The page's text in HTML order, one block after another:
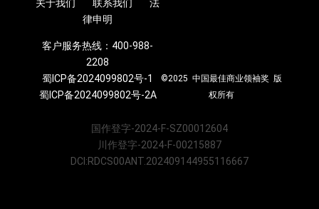
关于我们 联系我们 法
律申明
客户服务热线：400-988-
2208
蜀ICP备2024099802号-1
蜀ICP备2024099802号-2A
©2025 中国最佳商业领袖奖 版
权所有
国作登字-2024-F-SZ00012604
川作登字-2024-F-00215887
DCI:RDCS00ANT.202409144955116667